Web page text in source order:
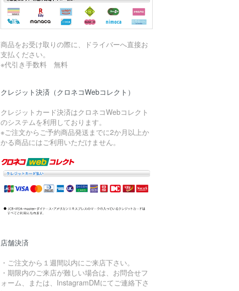
商品をお受け取りの際に、ドライバーへ直接お
支払ください。
※代引き手数料 無料
クレジット決済（クロネコWebコレクト）
クレジットカード決済はクロネコWebコレクト
のシステムを利用しております。
※ご注文からご予約商品発送までに2か月以上か
かる商品にはご利用いただけません。
店舗決済
・ご注文から１週間以内にご来店下さい。
・期限内のご来店が難しい場合は、お問合せフ
ォーム、または、InstagramDMにてご連絡下さ